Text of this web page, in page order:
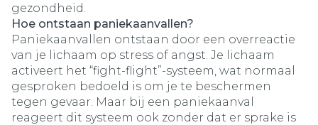
gezondheid.
Hoe ontstaan paniekaanvallen?
Paniekaanvallen ontstaan door een overreactie
van je lichaam op stress of angst. Je lichaam
activeert het “fight-flight”-systeem, wat normaal
gesproken bedoeld is om je te beschermen
tegen gevaar. Maar bij een paniekaanval
reageert dit systeem ook zonder dat er sprake is